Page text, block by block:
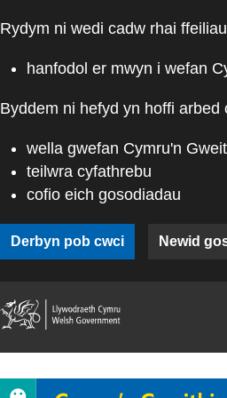
Rydym ni wedi cadw rhai
hanfodol er mwyn i wefan
Byddem ni hefyd yn hoffi arbed
wella gwefan Cymru'n
teilwra cyfathrebu
cofio eich gosodiadau
Derbyn pob cwci Newid